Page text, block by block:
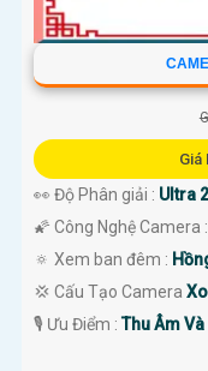
Giá
👀 Độ Phân giải : Ultra
🌠 Công Nghệ Camera :
🔅 Xem ban đêm :
💢 Cấu Tạo Camera
️🎙 Ưu Điểm :Thu Âm Và